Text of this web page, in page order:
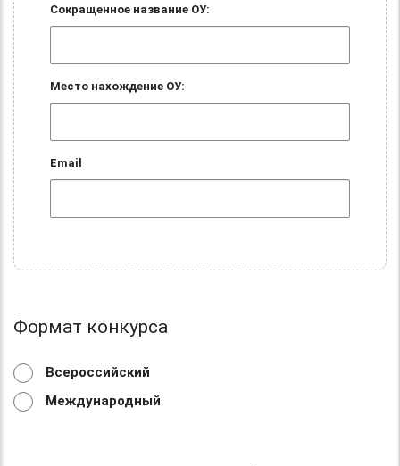
Сокращенное название ОУ:
Место нахождение ОУ:
Email
Формат конкурса
Всероссийский
Международный